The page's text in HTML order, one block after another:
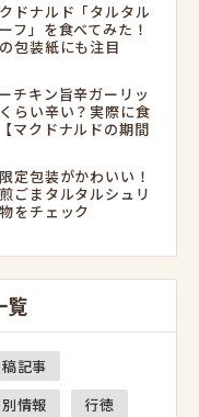
ドナルド「タルタル
フ」を食べてみた！
包装紙にも注目
チキン旨辛ガーリッ
らい辛い？実際に食
マクドナルドの期間
定包装がかわいい！
ごまタルタルシュリ
をチェック
覧
記事
情報
行徳